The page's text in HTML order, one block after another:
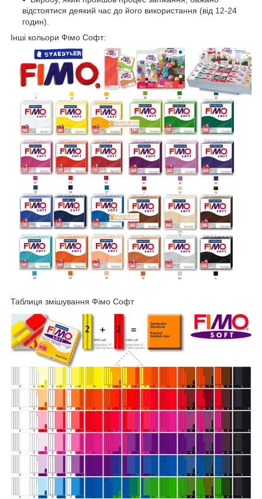
відстоятися деякий час до його використання (від 12-24
годин).
Інші кольори Фімо Софт:
Таблиця змішування Фімо Софт